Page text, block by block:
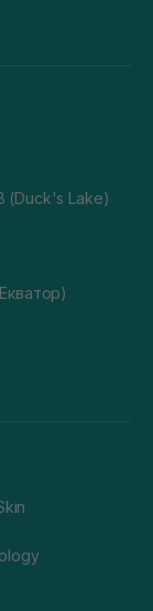
(Duck's Lake)